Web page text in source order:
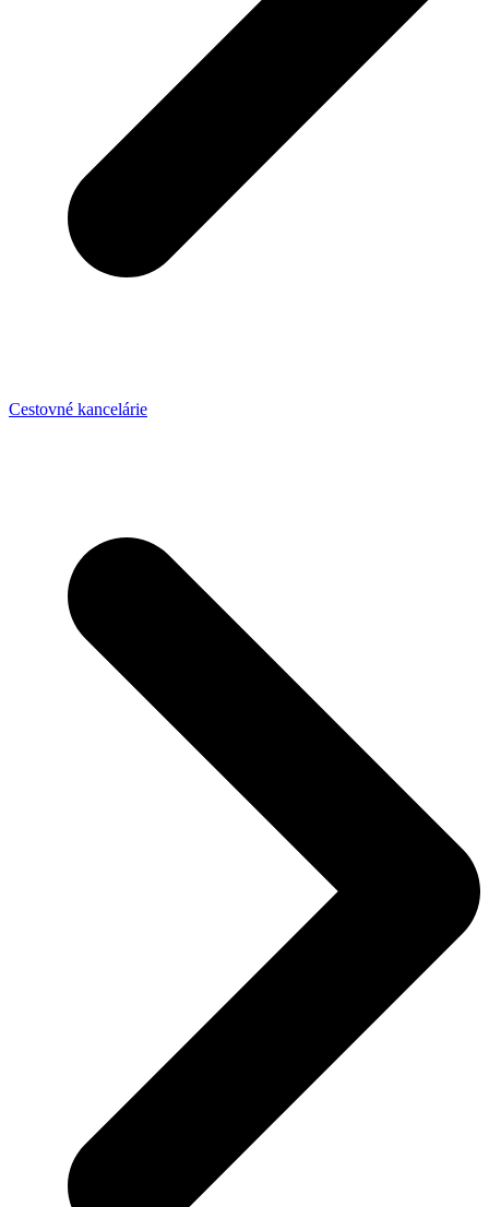
Cestovné kancelárie